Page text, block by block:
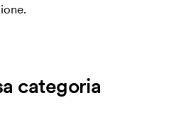
categoria